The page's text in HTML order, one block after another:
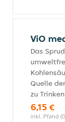
ViO
Das
Quelle
zu
6,15 €
inkl. Pfand